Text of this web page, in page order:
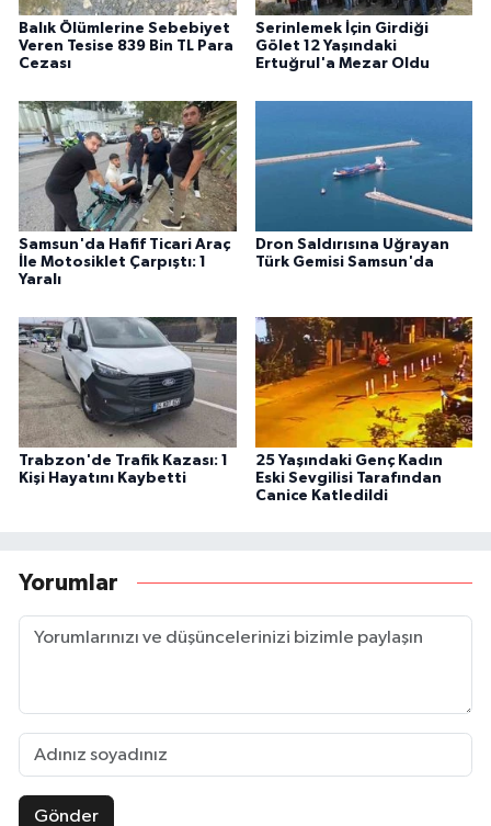
Balık Ölümlerine Sebebiyet
Veren Tesise 839 Bin TL Para
Cezası
Serinlemek İçin Girdiği
Gölet 12 Yaşındaki
Ertuğrul'a Mezar Oldu
Samsun'da Hafif Ticari Araç
İle Motosiklet Çarpıştı: 1
Yaralı
Dron Saldırısına Uğrayan
Türk Gemisi Samsun'da
Trabzon'de Trafik Kazası: 1
Kişi Hayatını Kaybetti
25 Yaşındaki Genç Kadın
Eski Sevgilisi Tarafından
Canice Katledildi
Yorumlar
Gönder